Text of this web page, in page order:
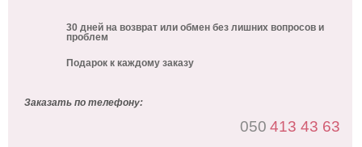
30 дней на возврат или обмен без лишних вопросов и
проблем
Подарок к каждому заказу
Заказать по телефону:
050 413 43 63